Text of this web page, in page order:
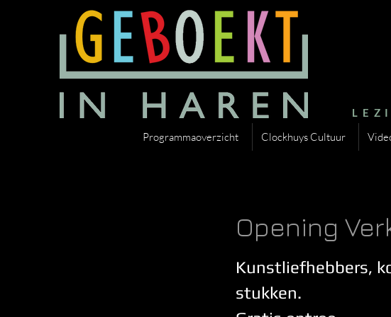
Programmaoverzicht Clockhuys Cultuur
Opening
Kunstliefhebbers,
stukken.